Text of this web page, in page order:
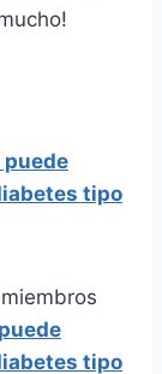
puede
tipo
tipo